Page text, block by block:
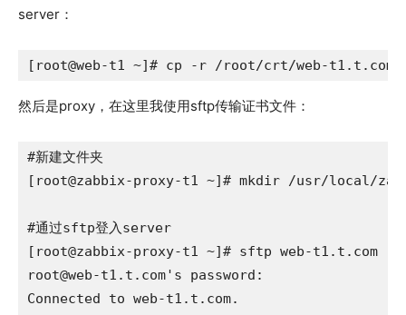
server：
[root@web-t1 ~]# cp -r /root/crt/web-
然后是proxy，在这里我使用sftp传输证书文件：
#新建文件夹
[root@zabbix-proxy-t1 ~]# mkdir /usr/local/
#通过sftp登入server
root@web-t1.t.com's password:
Connected to web-t1.t.com.